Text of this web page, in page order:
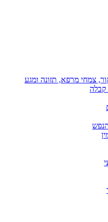
צמחי מרפא, תזונה ומגע
קבלה